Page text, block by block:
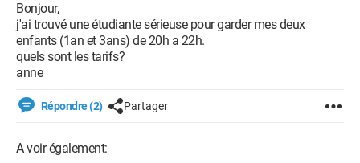
Bonjour,
j'ai trouvé une étudiante sérieuse pour garder mes deux
enfants (1an et 3ans) de 20h a 22h.
quels sont les tarifs?
anne
Répondre (2) Partager
A voir également: